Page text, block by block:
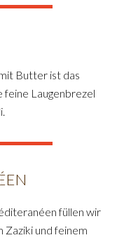
Butter ist das
feine Laugenbrezel
füllen wir
Zaziki und feinem